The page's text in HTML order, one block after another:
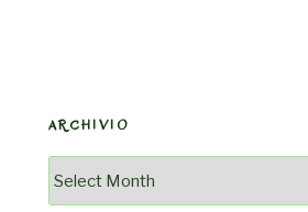
ARCHIVIO
Archivio